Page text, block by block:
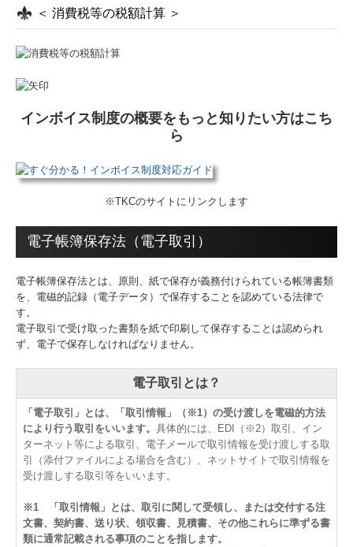
＜ 消費税等の税額計算 ＞
インボイス制度の概要をもっと知りたい方はこち
ら
※TKCのサイトにリンクします
電子帳簿保存法（電子取引）
電子帳簿保存法とは、原則、紙で保存が義務付けられている帳簿書類
を、電磁的記録（電子データ）で保存することを認めている法律で
す。
電子取引で受け取った書類を紙で印刷して保存することは認められ
ず、電子で保存しなければなりません。
電子取引とは？
「電子取引」とは、「取引情報」（※1）の受け渡しを電磁的方法
により行う取引をいいます。 具体的には、EDI（※2）取引、イン
ターネット等による取引、電子メールで取引情報を受け渡しする取
引（添付ファイルによる場合を含む）、ネットサイトで取引情報を
受け渡しする取引等をいいます。
※1 「取引情報」とは、取引に関して受領し、または交付する注
文書、契約書、送り状、領収書、見積書、その他これらに準ずる書
類に通常記載される事項のことを指します。